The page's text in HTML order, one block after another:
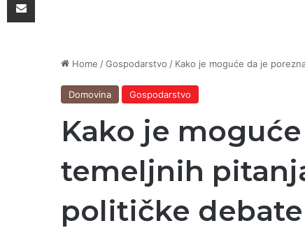
Home /Gospodarstvo / Kako je moguće da je
Domovina Gospodarstvo
Kako je
temeljnih
političke